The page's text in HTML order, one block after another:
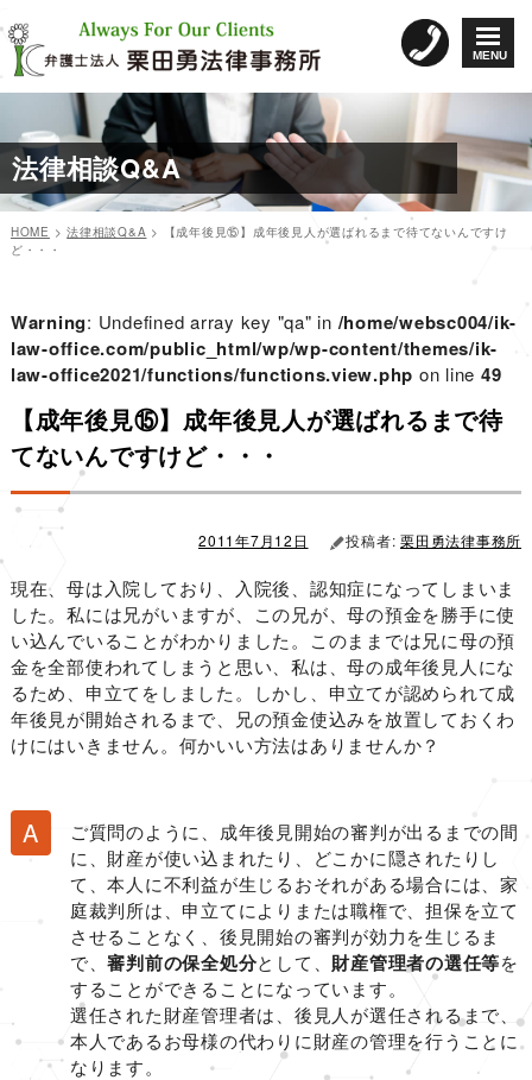
MENU
ン
テ
ン
へ
ス
キ
ッ
プ
法律相談Q&A
HOME >法律相談Q&A >
【成年後見⑮】成年後見人が選ばれるまで待てないんですけ
ど・・・
Warning: Undefined array key "qa" in /home/websc004/ik-
law-office.com/public_html/wp/wp-content/themes/ik-
law-office2021/functions/functions.view.php on line 49
【成年後見⑮】成年後見人が選ばれるまで待
てないんですけど・・・
2011年7月12日 投稿者:栗田勇法律事務所
現在、母は入院しており、入院後、認知症になってしまいま
した。私には兄がいますが、この兄が、母の預金を勝手に使
い込んでいることがわかりました。このままでは兄に母の預
金を全部使われてしまうと思い、私は、母の成年後見人にな
るため、申立てをしました。しかし、申立てが認められて成
年後見が開始されるまで、兄の預金使込みを放置しておくわ
けにはいきません。何かいい方法はありませんか？
ご質問のように、成年後見開始の審判が出るまでの間
に、財産が使い込まれたり、どこかに隠されたりし
て、本人に不利益が生じるおそれがある場合には、家
庭裁判所は、申立てによりまたは職権で、担保を立て
させることなく、後見開始の審判が効力を生じるま
で、審判前の保全処分として、 財産管理者の選任等を
することができることになっています。
選任された財産管理者は、後見人が選任されるまで、
本人であるお母様の代わりに財産の管理を行うことに
なります。
リ
ー
稿
ナ
ビ
ゲ
ー
シ
ョ